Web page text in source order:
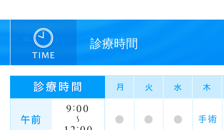
診療時間